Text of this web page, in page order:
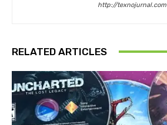
http://texnojurnal.com
RELATED ARTICLES